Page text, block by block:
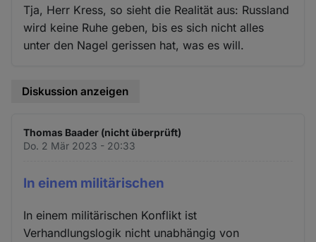
Tja, Herr Kress, so sieht die Realität aus: Russland
wird keine Ruhe geben, bis es sich nicht alles
unter den Nagel gerissen hat, was es will.
Diskussion anzeigen
Thomas Baader (nicht überprüft)
Do. 2 Mär 2023 - 20:33
In einem militärischen
In einem militärischen Konflikt ist
Verhandlungslogik nicht unabhängig von